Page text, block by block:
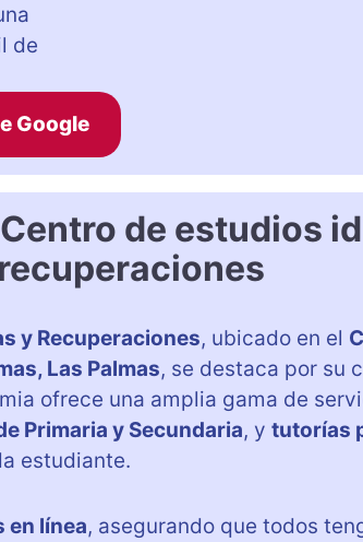
de
Google
de estudios
recuperaciones
y Recuperaciones, ubicado en el
Las Palmas, se destaca por su
ofrece una amplia gama de
Primaria y Secundaria, y tutorías
estudiante.
en línea, asegurando que todos